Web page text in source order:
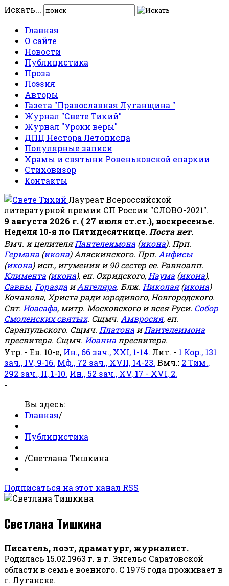
Искать...
Главная
О сайте
Новости
Публицистика
Проза
Поэзия
Авторы
Газета "Православная Луганщина "
Журнал "Свете Тихий"
Журнал "Уроки веры"
ДПЦ Нестора Летописца
Популярные записи
Храмы и святыни Ровеньковской епархии
Стиховизор
Контакты
Лауреат Всероссийской
литературной премии СП России "СЛОВО-2021".
9 августа 2026 г. ( 27 июля ст.ст.), воскресенье.
Неделя 10-я по Пятидесятнице. Поста нет.
Вмч. и целителяПантелеимона (икона). Прп.
Германа (икона) Аляскинского. Прп. Анфисы
(икона) исп., игумении и 90 сестер ее. Равноапп.
Климента (икона), еп. Охридского, Наума (икона),
Саввы, Горазда иАнгеляра. Блж. Николая(икона)
Кочанова, Христа ради юродивого, Новгородского.
Свт. Иоасафа, митр. Московского и всея Руси. Собор
Смоленских святых. Сщмч. Амвросия, еп.
Сарапульского. Сщмч. Платона иПантелеимона
пресвитера. Сщмч. Иоанна пресвитера.
Утр. - Ев. 10-е, Ин., 66 зач., XXI, 1-14. Лит. - 1 Кор., 131
зач., IV, 9-16. Мф., 72 зач., XVII, 14-23. Вмч.: 2 Тим.,
292 зач., II, 1-10. Ин., 52 зач., XV, 17 - XVI, 2.
-
Вы здесь:
Главная/
Публицистика
/Светлана Тишкина
Подписаться на этот канал RSS
Светлана Тишкина
Писатель, поэт, драматург, журналист.
Родилась 15.02.1963 г. в г. Энгельс Саратовской
области в семье военного. С 1975 года проживает в
г. Луганске.